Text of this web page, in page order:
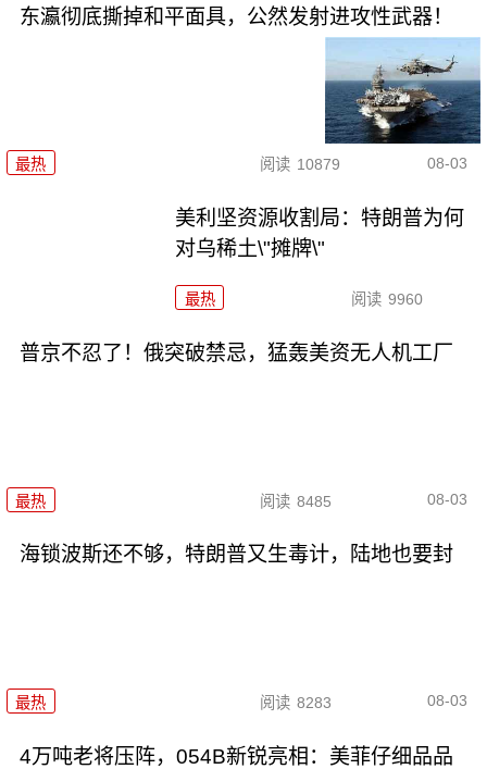
东瀛彻底撕掉和平面具，公然发射进攻性武器！
最热 阅读 10879 08-03
美利坚资源收割局：特朗普为何
对乌稀土\"摊牌\"
最热 阅读 9960
普京不忍了！俄突破禁忌，猛轰美资无人机工厂
最热 阅读 8485 08-03
海锁波斯还不够，特朗普又生毒计，陆地也要封
最热 阅读 8283 08-03
4万吨老将压阵，054B新锐亮相：美菲仔细品品